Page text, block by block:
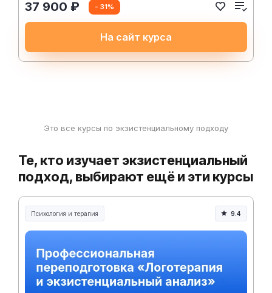
37 900 ₽ - 31%
На сайт курса
Это все курсы по экзистенциальному подходу
Те, кто изучает экзистенциальный
подход, выбирают ещё и эти курсы
Психология и терапия 9.4